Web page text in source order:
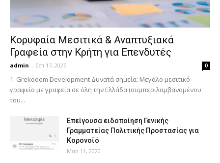
Κορυφαία Μεσιτικά & Αναπτυξιακά
Γραφεία στην Κρήτη για Επενδυτές
admin - Σεπ 17, 2025 0
1. Grekodom Development Δυνατά σημεία: Μεγάλο μεσιτικό
γραφείο με γραφεία σε όλη την Ελλάδα (συμπεριλαμβανομένου
του...
Επείγουσα ειδοποίηση Γενικής
Γραμματείας Πολιτικής Προστασίας για
Κορονοϊό
Μαρ 11, 2020